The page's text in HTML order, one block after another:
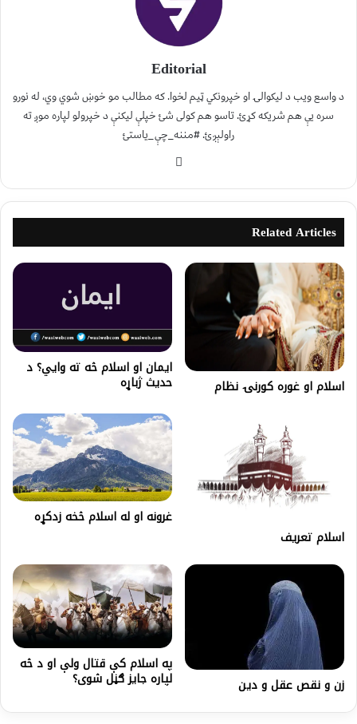
Editorial
د واسع ویب د لیکوالۍ او خپرونکي ټیم لخوا. که مطالب مو خوښ شوي وي، له نورو
سره یې هم شریکه کړئ. تاسو هم کولی شئ خپلې لیکنې د خپرولو لپاره موږ ته
راولېږئ. #مننه_چې_یاستئ
Related Articles
اسلام او غوره کورنۍ نظام
ایمان او اسلام څه ته وايي؟ د
حدیث ژباړه
اسلام تعریف
غرونه او له اسلام څخه زدکړه
زن و نقص عقل و دین
په اسلام کې قتال ولې او د څه
لپاره جايز ګڼل شوی؟